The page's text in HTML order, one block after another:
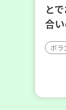
と
合
ボラ